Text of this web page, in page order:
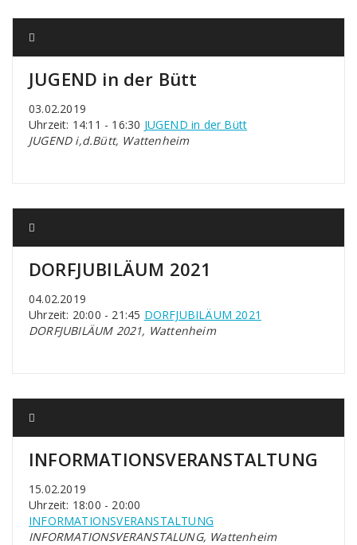
JUGEND in der Bütt
03.02.2019
Uhrzeit: 14:11 - 16:30 JUGEND in der Bütt
JUGEND i,d.Bütt, Wattenheim
DORFJUBILÄUM 2021
04.02.2019
Uhrzeit: 20:00 - 21:45 DORFJUBILÄUM 2021
DORFJUBILÄUM 2021, Wattenheim
INFORMATIONSVERANSTALTUNG
15.02.2019
Uhrzeit: 18:00 - 20:00
INFORMATIONSVERANSTALTUNG
INFORMATIONSVERANSTALUNG, Wattenheim